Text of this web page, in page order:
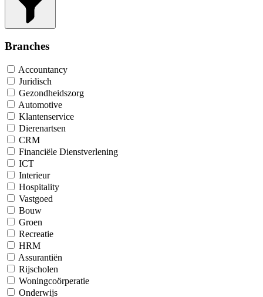
Branches
Accountancy
Juridisch
Gezondheidszorg
Automotive
Klantenservice
Dierenartsen
CRM
Financiële Dienstverlening
ICT
Interieur
Hospitality
Vastgoed
Bouw
Groen
Recreatie
HRM
Assurantiën
Rijscholen
Woningcoörperatie
Onderwijs